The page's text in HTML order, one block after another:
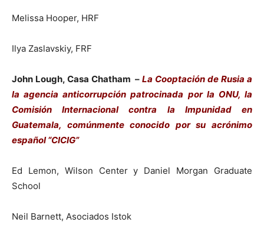
Melissa Hooper, HRF
Ilya Zaslavskiy, FRF
John Lough, Casa Chatham – La Cooptación de Rusia a
la agencia anticorrupción patrocinada por la ONU, la
Comisión Internacional contra la Impunidad en
Guatemala, comúnmente conocido por su acrónimo
español “CICIG”
Ed Lemon, Wilson Center y Daniel Morgan Graduate
School
Neil Barnett, Asociados Istok